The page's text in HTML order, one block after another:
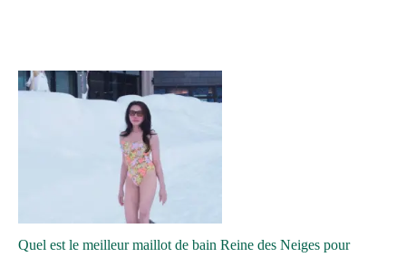
Quel est le meilleur maillot de bain Reine des Neiges pour